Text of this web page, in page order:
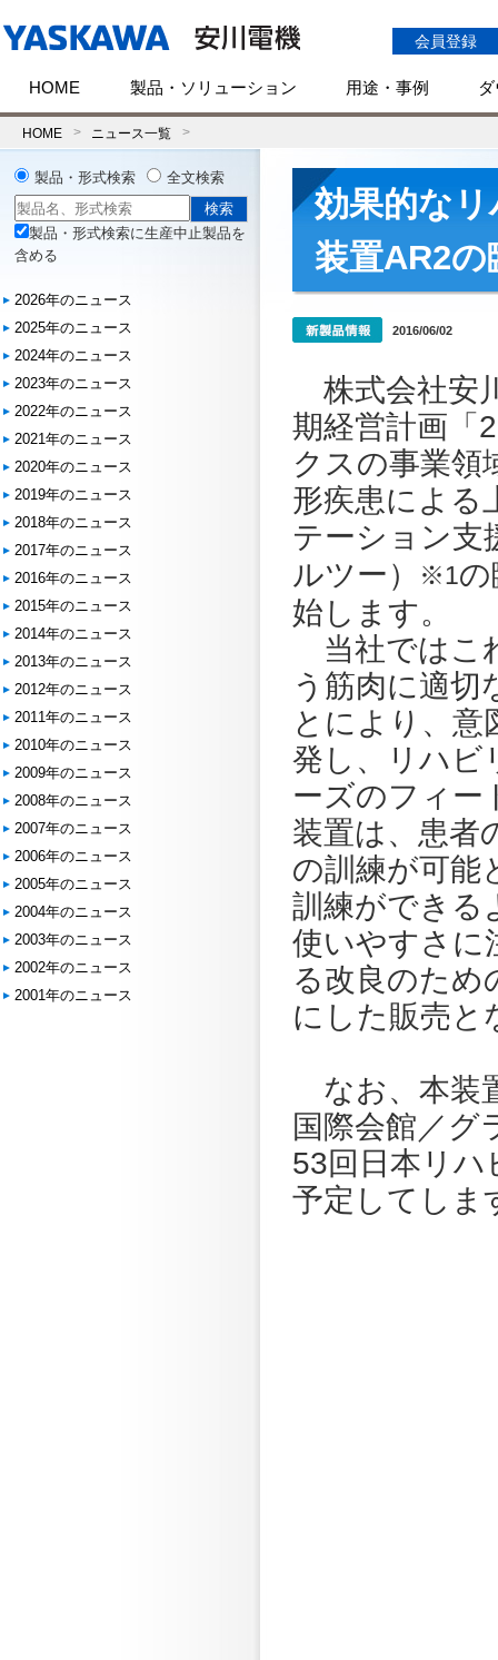
会員登録
HOME 製品・ソリューション 用途・事例
HOME ニュース一覧
効果的な
装置AR2の
2016/06/02
株式会社安
期経営計画「
クスの事業領
形疾患による
テーション支
ルツー）
※1
始します。
当社ではこ
う筋肉に適切
とにより、意
発し、リハビ
ーズのフィー
装置は、患者
の訓練が可能
訓練ができる
使いやすさに
る改良のため
にした販売と
なお、本装
国際会館／グ
53回日本リハ
予定してしま
製品・形式検索 全文検索
製品・形式検索に生産中止製品を
含める
2026年のニュース
2025年のニュース
2024年のニュース
2023年のニュース
2022年のニュース
2021年のニュース
2020年のニュース
2019年のニュース
2018年のニュース
2017年のニュース
2016年のニュース
2015年のニュース
2014年のニュース
2013年のニュース
2012年のニュース
2011年のニュース
2010年のニュース
2009年のニュース
2008年のニュース
2007年のニュース
2006年のニュース
2005年のニュース
2004年のニュース
2003年のニュース
2002年のニュース
2001年のニュース